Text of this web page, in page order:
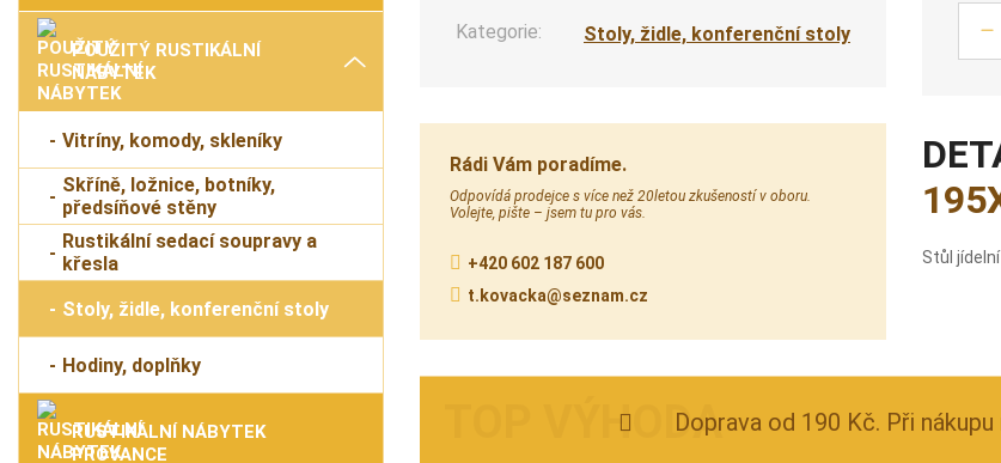
POUŽITÝ RUSTIKÁLNÍ
NÁBYTEK
Vitríny, komody, skleníky
Skříně, ložnice, botníky,
předsíňové stěny
Rustikální sedací soupravy a
křesla
Stoly, židle, konferenční stoly
Hodiny, doplňky
RUSTIKÁLNÍ NÁBYTEK
PROVANCE
Kategorie: Stoly, židle, konferenční stoly
Rádi Vám poradíme.
Odpovídá prodejce s více než 20letou zkušeností v oboru.
Volejte, pište – jsem tu pro vás.
+420 602 187 600
t.kovacka@seznam.cz
Stůl
Doprava od 190 Kč. Při nákupu